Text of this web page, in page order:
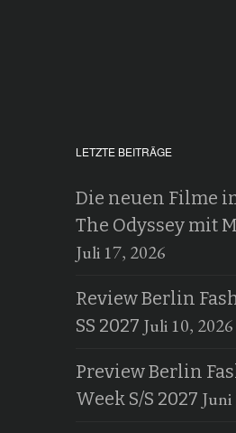
LETZTE BEITRÄGE
Die neuen Filme
The Odyssey mit
Juli 17, 2026
Review Berlin
SS 2027 Juli 10, 2026
Preview Berlin
Week S/S 2027 Juni